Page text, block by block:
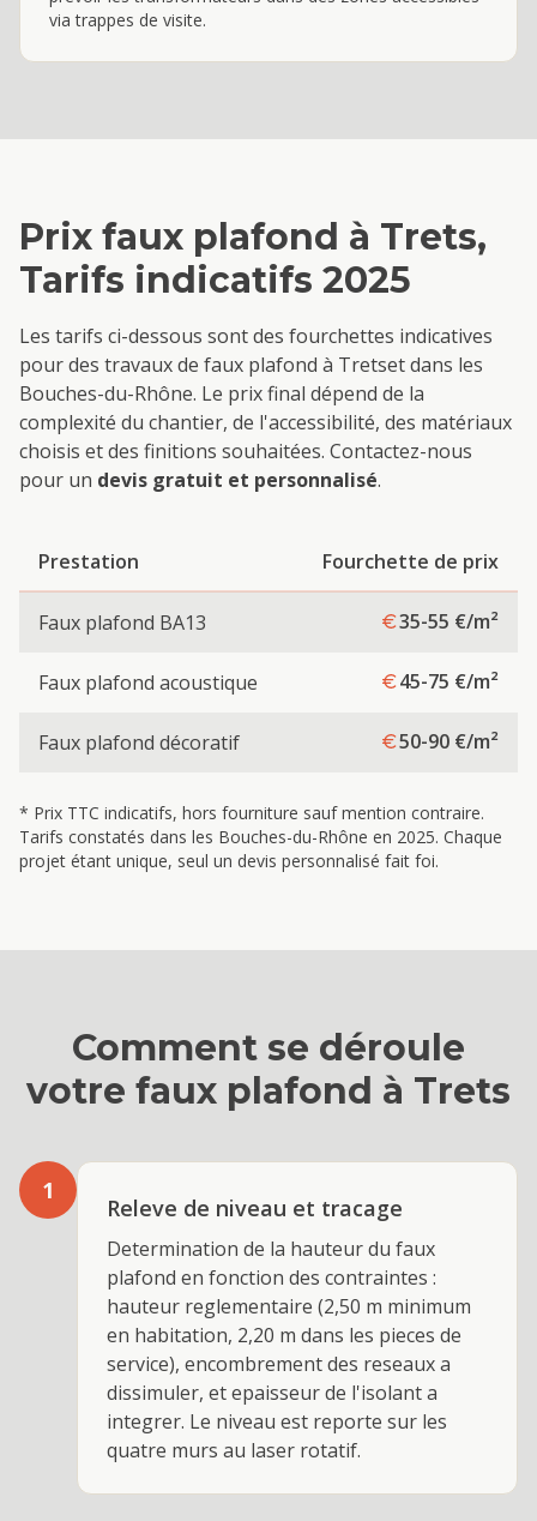
via trappes de visite.
Prix faux plafond à Trets,
Tarifs indicatifs 2025
Les tarifs ci-dessous sont des fourchettes indicatives
pour des travaux de faux plafond à Tretset dans les
Bouches-du-Rhône. Le prix final dépend de la
complexité du chantier, de l'accessibilité, des matériaux
choisis et des finitions souhaitées. Contactez-nous
pour un devis gratuit et personnalisé.
Prestation Fourchette de prix
Faux plafond BA13 35-55 €/m²
Faux plafond acoustique 45-75 €/m²
Faux plafond décoratif 50-90 €/m²
* Prix TTC indicatifs, hors fourniture sauf mention contraire.
Tarifs constatés dans les Bouches-du-Rhône en 2025. Chaque
projet étant unique, seul un devis personnalisé fait foi.
Comment se déroule
votre faux plafond à Trets
1
Releve de niveau et tracage
Determination de la hauteur du faux
plafond en fonction des contraintes :
hauteur reglementaire (2,50 m minimum
en habitation, 2,20 m dans les pieces de
service), encombrement des reseaux a
dissimuler, et epaisseur de l'isolant a
integrer. Le niveau est reporte sur les
quatre murs au laser rotatif.